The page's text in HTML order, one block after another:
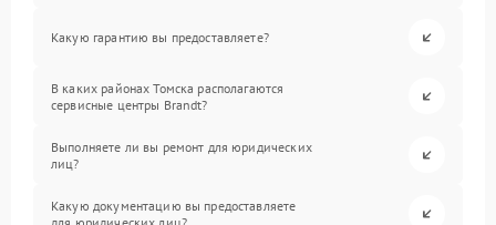
Какую гарантию вы предоставляете?
В каких районах Томска располагаются
сервисные центры Brandt?
Выполняете ли вы ремонт для юридических
лиц?
Какую документацию вы предоставляете